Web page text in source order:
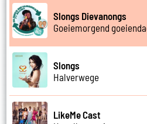
Slongs Dievanongs
Goeiemorgend
Slongs
Halverwege
LikeMe Cast